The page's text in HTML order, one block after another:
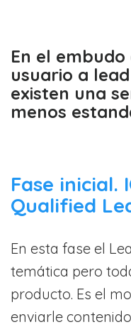
En el
usuario a
existen una
menos
Fase inicial.
Qualified
En esta fase el
temática pero
producto. Es el
enviarle